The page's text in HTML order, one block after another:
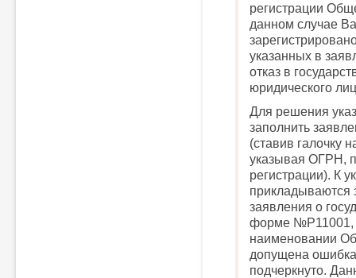
регистрации
данном случае
указанных в
отказ в
юридического
Для решения
заполнить
(ставив галочку
указывая ОГРН,
регистрации). К
прикладываются
заявления о
форме №Р11001,
наименовании
допущена
подчеркнуто.